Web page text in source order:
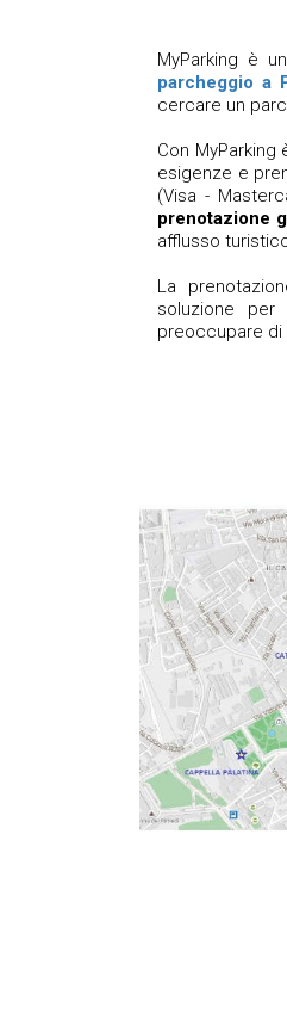
MyParking è
parcheggio a
cercare un
Con
esigenze e
(Visa -
prenotazione
afflusso
La
soluzione
preoccupare